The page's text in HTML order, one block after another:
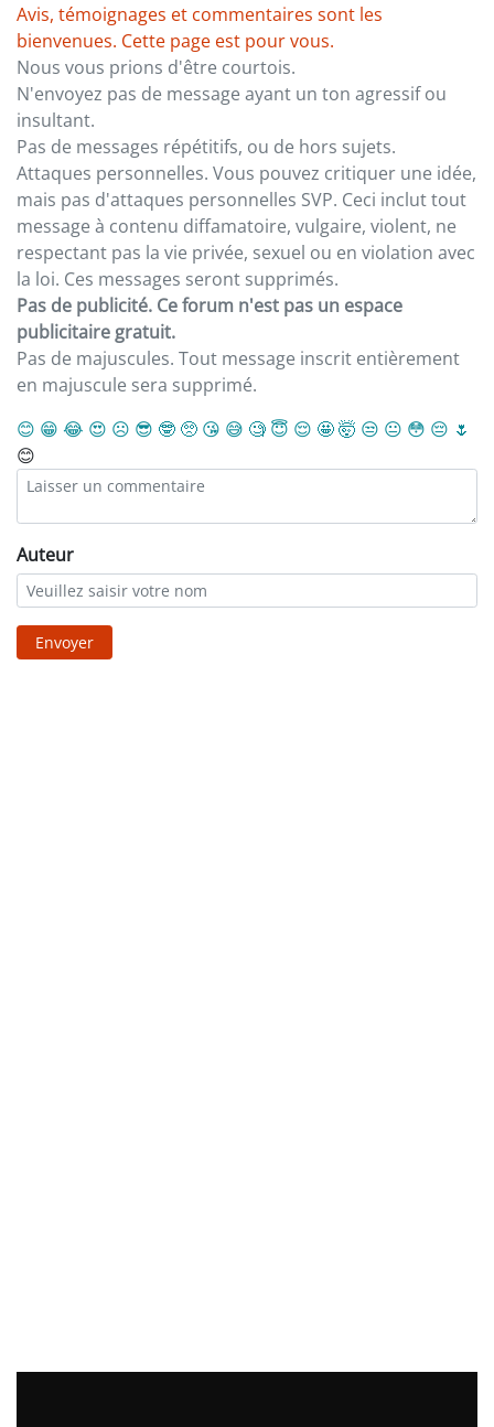
Avis, témoignages et commentaires sont les
bienvenues. Cette page est pour vous.
Nous vous prions d'être courtois.
N'envoyez pas de message ayant un ton agressif ou
insultant.
Pas de messages répétitifs, ou de hors sujets.
Attaques personnelles. Vous pouvez critiquer une idée,
mais pas d'attaques personnelles SVP. Ceci inclut tout
message à contenu diffamatoire, vulgaire, violent, ne
respectant pas la vie privée, sexuel ou en violation avec
la loi. Ces messages seront supprimés.
Pas de publicité. Ce forum n'est pas un espace
publicitaire gratuit.
Pas de majuscules. Tout message inscrit entièrement
en majuscule sera supprimé.
😊 😁 😂 😍 ☹️ 😎 🤓 🥺 😘 😅 🧐 😇 😌 🤩🤯 😒 😐 😳 😔 🌷
😊
Auteur
Envoyer